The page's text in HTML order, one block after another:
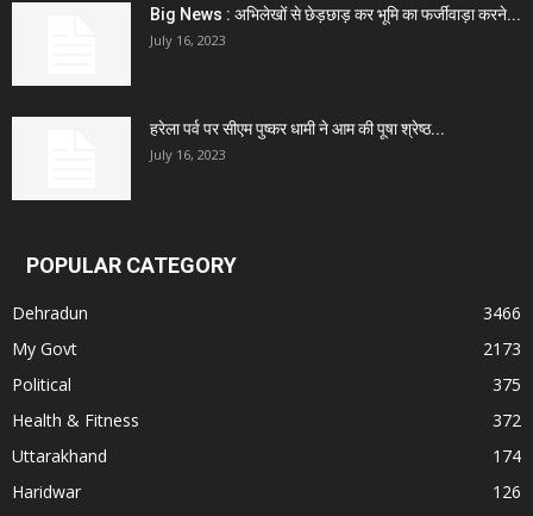
Big News : अभिलेखों से छेड़छाड़ कर भूमि का फर्जीवाड़ा करने...
July 16, 2023
हरेला पर्व पर सीएम पुष्कर धामी ने आम की पूषा श्रेष्ठ...
July 16, 2023
POPULAR CATEGORY
Dehradun
3466
My Govt
2173
Political
375
Health & Fitness
372
Uttarakhand
174
Haridwar
126